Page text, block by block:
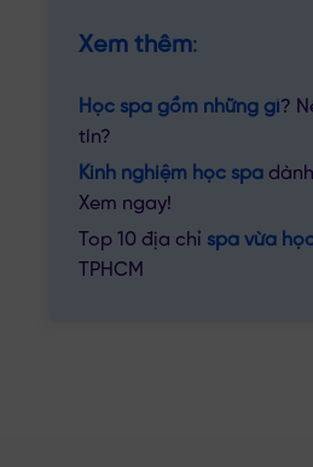
Xem thêm:
Học spa gồm những gì?
tín?
Kinh nghiệm học spa
Xem ngay!
Top 10 địa chỉ spa vừa
TPHCM